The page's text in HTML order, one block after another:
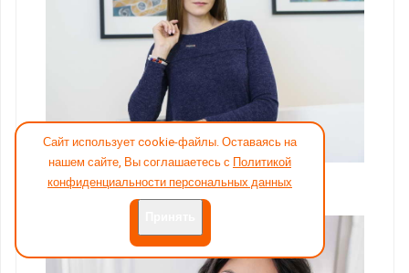
Эксперт: Екатерина Проскурина, дизайн
Сайт использует cookie-файлы. Оставаясь на
нашем сайте, Вы соглашаетесь с Политикой
конфиденциальности персональных данных